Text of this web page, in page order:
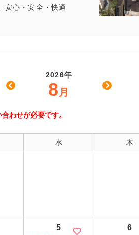
安心・安全・快適
2026年
8 月
わせが必要です。
水 木
5 6